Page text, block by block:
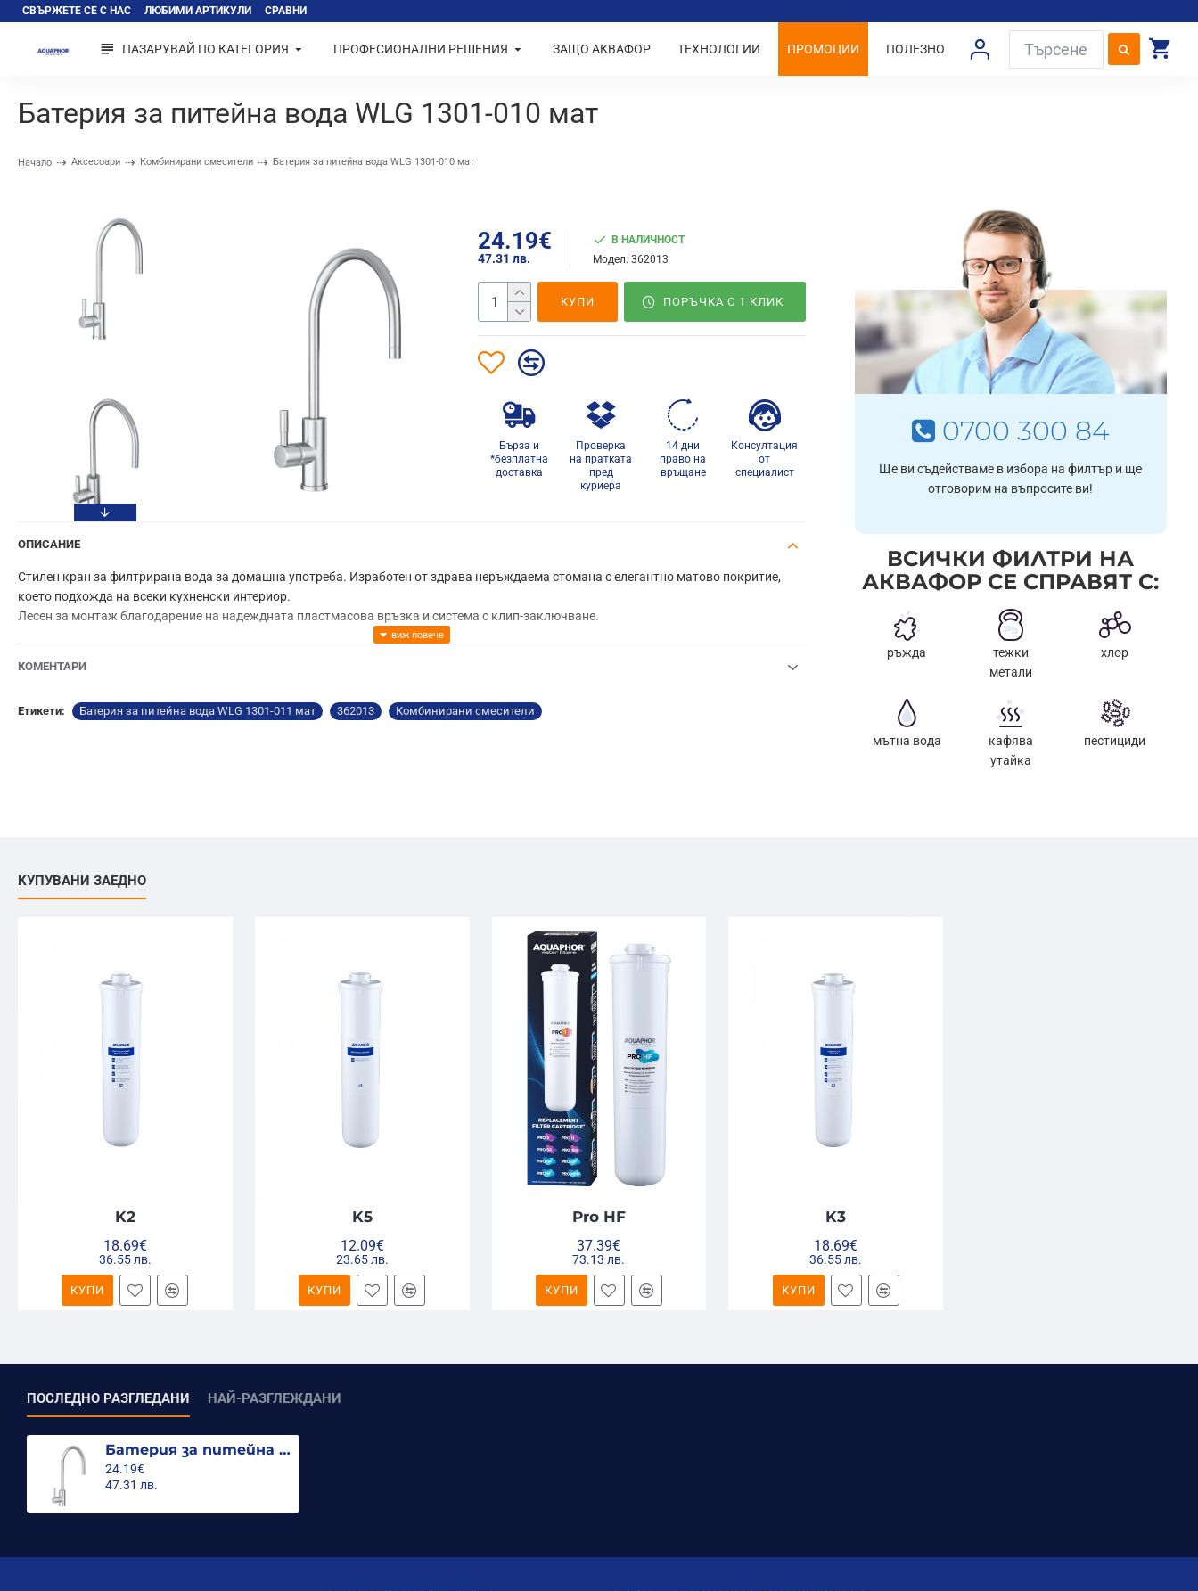
СВЪРЖЕТЕ СЕ С НАС ЛЮБИМИ АРТИКУЛИ СРАВНИ
ПАЗАРУВАЙ ПО КАТЕГОРИЯ ПРОФЕСИОНАЛНИ РЕШЕНИЯ ЗАЩО АКВАФОР ТЕХНОЛОГИИ ПРОМОЦИИ ПОЛЕЗНО
Начало Аксесоари Комбинирани смесители Батерия за питейна вода WLG 1301-010 мат
Батерия за питейна вода WLG 1301-010 мат
24.19€
47.31 лв.
В НАЛИЧНОСТ
Модел: 362013
КУПИ ПОРЪЧКА С 1 КЛИК
Бърза и
*безплатна
доставка
Проверка
на пратката
пред
куриера
14 дни
право на
връщане
Консултация
от
специалист
ОПИСАНИЕ
Стилен кран за филтрирана вода за домашна употреба. Изработен от здрава неръждаема стомана с елегантно матово покритие,
което подхожда на всеки кухненски интериор.
Лесен за монтаж благодарение на надеждната пластмасова връзка и система с клип-заключване.
КОМЕНТАРИ
Етикети: Батерия за питейна вода WLG 1301-011 мат 362013 Комбинирани смесители
0700 300 84
Ще ви съдействаме в избора на филтър и ще
отговорим на въпросите ви!
ВСИЧКИ ФИЛТРИ НА
АКВАФОР СЕ СПРАВЯТ С:
ръжда
тежки
метали
хлор
мътна вода
кафява
утайка
пестициди
КУПУВАНИ ЗАЕДНО
K2
18.69€
36.55 лв.
КУПИ
K5
12.09€
23.65 лв.
КУПИ
Pro HF
37.39€
73.13 лв.
КУПИ
K3
18.69€
36.55 лв.
КУПИ
ПОСЛЕДНО РАЗГЛЕДАНИ НАЙ-РАЗГЛЕЖДАНИ
Батерия за питейна вода WLG 1301-010 мат
24.19€
47.31 лв.